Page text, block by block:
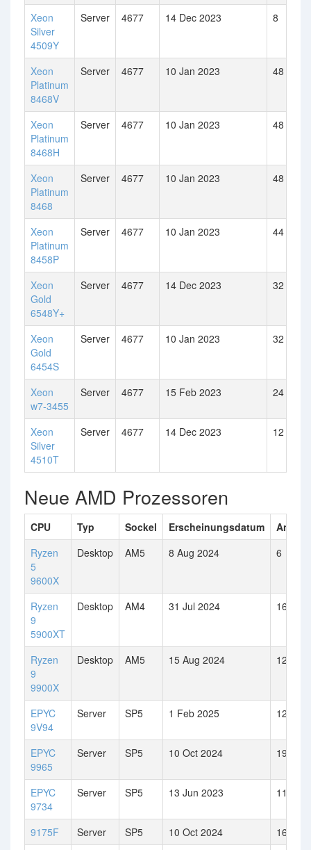
Xeon
Silver
4509Y
Server 4677 14 Dec 2023 8
Xeon
Platinum
8468V
Server 4677 10 Jan 2023 48
Xeon
Platinum
8468H
Server 4677 10 Jan 2023 48
Xeon
Platinum
8468
Server 4677 10 Jan 2023 48
Xeon
Platinum
8458P
Server 4677 10 Jan 2023 44
Xeon
Gold
6548Y+
Server 4677 14 Dec 2023 32
Xeon
Gold
6454S
Server 4677 10 Jan 2023 32
Xeon
w7-3455
Server 4677 15 Feb 2023 24
Xeon
Silver
4510T
Server 4677 14 Dec 2023 12
Neue AMD Prozessoren
CPU Typ Sockel Erscheinungsdatum
Ryzen
5
9600X
Desktop AM5 8 Aug 2024 6
Ryzen
9
5900XT
Desktop AM4 31 Jul 2024 16
Ryzen
9
9900X
Desktop AM5 15 Aug 2024 12
EPYC
9V94
Server SP5 1 Feb 2025 128
EPYC
9965
Server SP5 10 Oct 2024 192
EPYC
9734
Server SP5 13 Jun 2023 112
9175F Server SP5 10 Oct 2024
16